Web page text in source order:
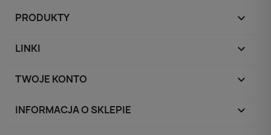
PRODUKTY 
LINKI 
TWOJE KONTO 
INFORMACJA O SKLEPIE keyboard_arrow_down